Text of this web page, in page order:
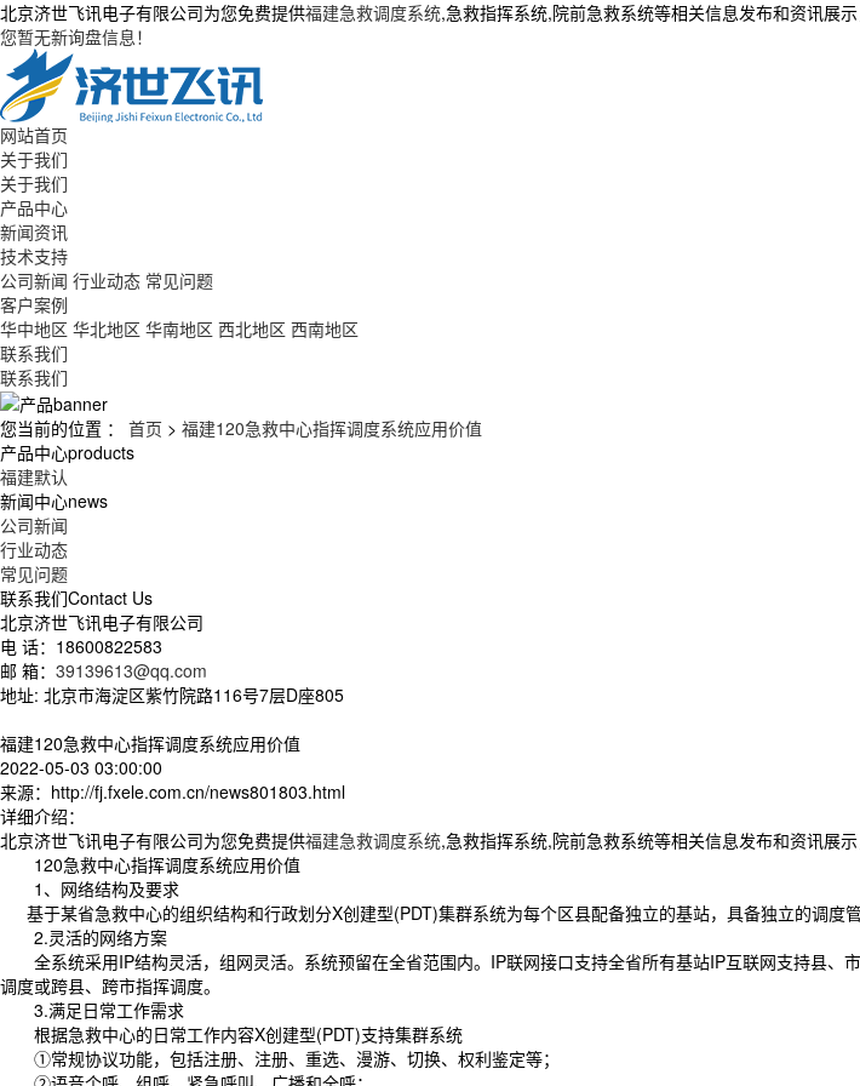
北京济世飞讯电子有限公司为您免费提供福建急救调度系统,急救指挥系统,院前急救系统等相关信息发布和资讯展示
您暂无新询盘信息！
网站首页
关于我们
关于我们
产品中心
新闻资讯
技术支持
公司新闻 行业动态 常见问题
客户案例
华中地区 华北地区 华南地区 西北地区 西南地区
联系我们
联系我们
您当前的位置 ： 首页 > 福建120急救中心指挥调度系统应用价值
产品中心products
福建默认
新闻中心news
公司新闻
行业动态
常见问题
联系我们Contact Us
北京济世飞讯电子有限公司
电 话：18600822583
邮 箱： 39139613@qq.com
地址: 北京市海淀区紫竹院路116号7层D座805
福建120急救中心指挥调度系统应用价值
2022-05-03 03:00:00
来源：http://fj.fxele.com.cn/news801803.html
详细介绍：
北京济世飞讯电子有限公司为您免费提供福建急救调度系统,急救指挥系统,院前急救系统等相关信息发布和资讯展示
120急救中心指挥调度系统应用价值
1、网络结构及要求
基于某省急救中心的组织结构和行政划分X创建型(PDT)集群系统为每个区县配备独立的基站，具备独立的调度
2.灵活的网络方案
全系统采用IP结构灵活，组网灵活。系统预留在全省范围内。IP联网接口支持全省所有基站IP互联网支持县、
调度或跨县、跨市指挥调度。
3.满足日常工作需求
根据急救中心的日常工作内容X创建型(PDT)支持集群系统
①常规协议功能，包括注册、注册、重选、漫游、切换、权利鉴定等；